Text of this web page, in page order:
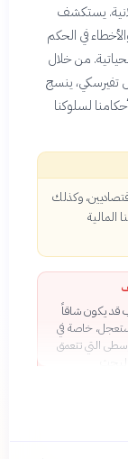
يستكشف
في الحكم
من خلال
تفيرسكي، ينسج
لسلوكنا
وكذلك
المالية
قد يكون شاقاً
خاصة في
التي تتعمق
المستشهد
حول
والصلاحية